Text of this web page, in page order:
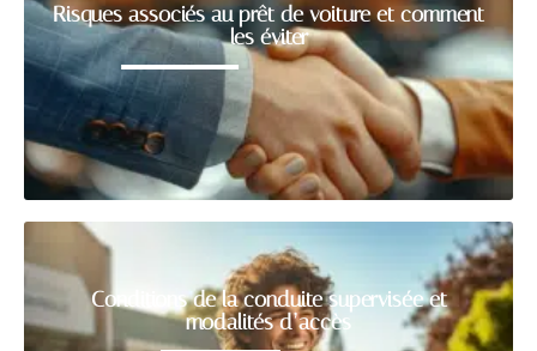
Risques associés au prêt de voiture et comment
les éviter
Conditions de la conduite supervisée et
modalités d’accès